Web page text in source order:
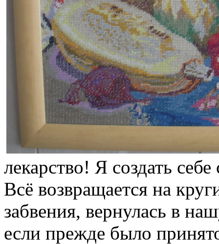
лекарство! Я создать
Всё возвращается на
забвения, вернулась в
если прежде было